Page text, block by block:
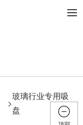
>
玻璃行业专用吸
盘